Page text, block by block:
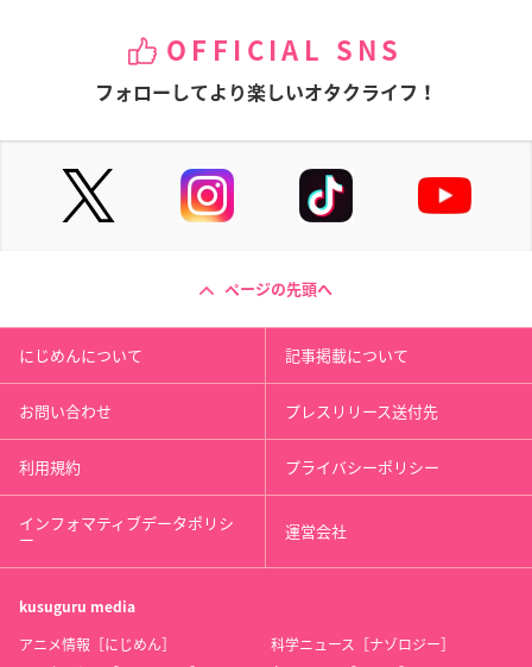
OFFICIAL SNS
フォローしてより楽しいオタクライフ！
ページの先頭へ
にじめんについて 記事掲載について
お問い合わせ プレスリリース送付先
利用規約 プライバシーポリシー
インフォマティブデータポリシ
ー 運営会社
kusuguru media
アニメ情報［にじめん］
科学ニュース［ナゾロジー］